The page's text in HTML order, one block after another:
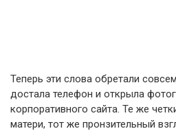
Теперь эти слова обретали
достала телефон и открыла
корпоративного сайта. Те же
матери, тот же пронзительный